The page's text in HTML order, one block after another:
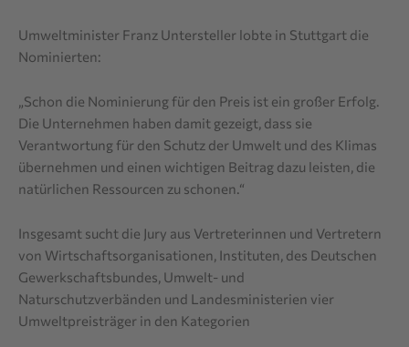
Umweltminister Franz Untersteller lobte in Stuttgart die
Nominierten:
„Schon die Nominierung für den Preis ist ein großer Erfolg.
Die Unternehmen haben damit gezeigt, dass sie
Verantwortung für den Schutz der Umwelt und des Klimas
übernehmen und einen wichtigen Beitrag dazu leisten, die
natürlichen Ressourcen zu schonen.“
Insgesamt sucht die Jury aus Vertreterinnen und Vertretern
von Wirtschaftsorganisationen, Instituten, des Deutschen
Gewerkschaftsbundes, Umwelt- und
Naturschutzverbänden und Landesministerien vier
Umweltpreisträger in den Kategorien